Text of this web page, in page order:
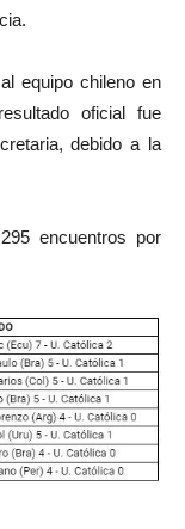
equipo chileno en
oficial fue
debido a la
encuentros por